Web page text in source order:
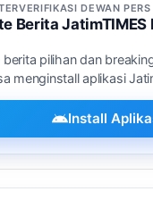
DEWAN PERS
Berita JatimTIMES
pilihan dan
menginstall aplikasi
Install